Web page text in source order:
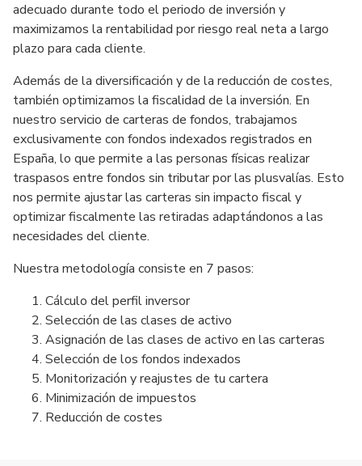
adecuado durante todo el periodo de inversión y
maximizamos la rentabilidad por riesgo real neta a largo
plazo para cada cliente.
Además de la diversificación y de la reducción de costes,
también optimizamos la fiscalidad de la inversión. En
nuestro servicio de carteras de fondos, trabajamos
exclusivamente con fondos indexados registrados en
España, lo que permite a las personas físicas realizar
traspasos entre fondos sin tributar por las plusvalías. Esto
nos permite ajustar las carteras sin impacto fiscal y
optimizar fiscalmente las retiradas adaptándonos a las
necesidades del cliente.
Nuestra metodología consiste en 7 pasos:
Cálculo del perfil inversor
Selección de las clases de activo
Asignación de las clases de activo en las carteras
Selección de los fondos indexados
Monitorización y reajustes de tu cartera
Minimización de impuestos
Reducción de costes